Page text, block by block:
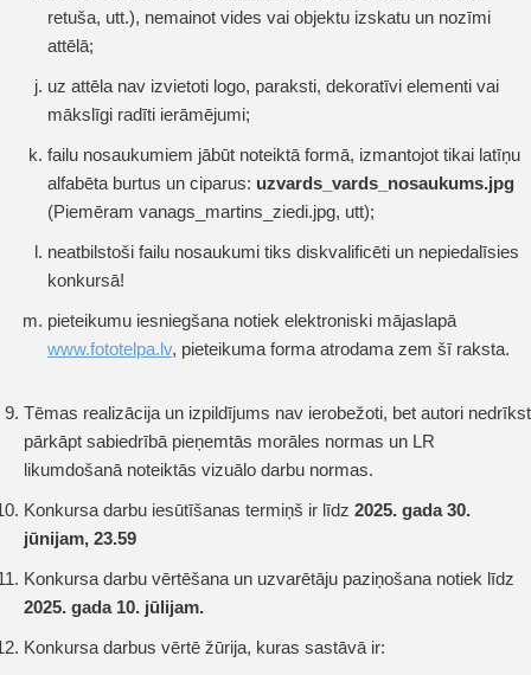
retuša, utt.), nemainot vides vai objektu izskatu un nozīmi
attēlā;
uz attēla nav izvietoti logo, paraksti, dekoratīvi elementi vai
mākslīgi radīti ierāmējumi;
failu nosaukumiem jābūt noteiktā formā, izmantojot tikai latīņu
alfabēta burtus un ciparus: uzvards_vards_nosaukums.jpg
(Piemēram vanags_martins_ziedi.jpg, utt);
neatbilstoši failu nosaukumi tiks diskvalificēti un nepiedalīsies
konkursā!
pieteikumu iesniegšana notiek elektroniski mājaslapā
www.fototelpa.lv, pieteikuma forma atrodama zem šī raksta.
Tēmas realizācija un izpildījums nav ierobežoti, bet autori nedrīkst
pārkāpt sabiedrībā pieņemtās morāles normas un LR
likumdošanā noteiktās vizuālo darbu normas.
Konkursa darbu iesūtīšanas termiņš ir līdz 2025. gada 30.
jūnijam, 23.59
Konkursa darbu vērtēšana un uzvarētāju paziņošana notiek līdz
2025. gada 10. jūlijam.
Konkursa darbus vērtē žūrija, kuras sastāvā ir: